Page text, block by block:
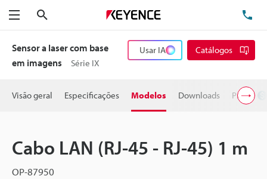
Menu
Sensor a laser com base
em imagens
Série IX
Usar IA Catálogos
Visão geral Especificações Modelos Downloads Preço
Cabo LAN (RJ-45 - RJ-45) 1 m
OP-87950